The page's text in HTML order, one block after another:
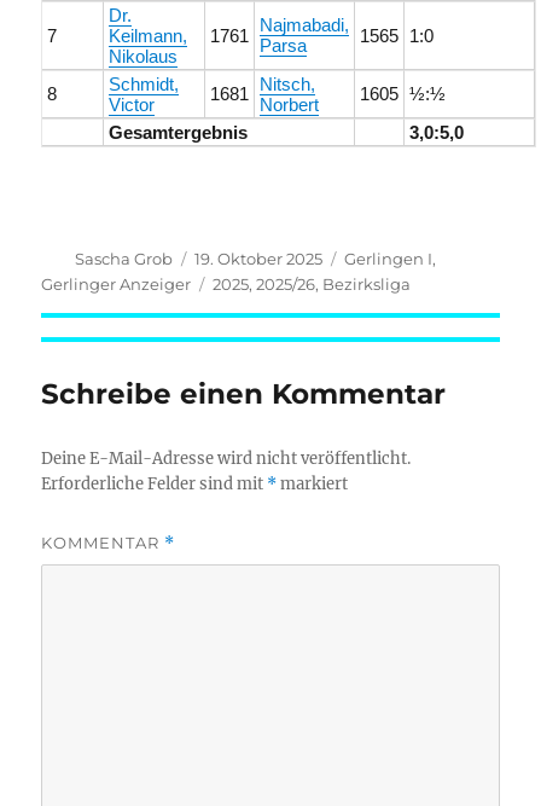
7
Dr.
Keilmann,
Nikolaus
1761
Najmabadi,
Parsa
1565 1:0
8
Schmidt,
Victor
1681
Nitsch,
Norbert
1605 ½:½
Gesamtergebnis
3,0:5,0
Autor
Sascha Grob
Veröffentlicht
am
19. Oktober 2025 Kategorien
Gerlingen I,
Gerlinger Anzeiger
Schlagwörter
2025,2025/26, Bezirksliga
Schreibe einen Kommentar
Deine E-Mail-Adresse wird nicht veröffentlicht.
Erforderliche Felder sind mit *markiert
KOMMENTAR *